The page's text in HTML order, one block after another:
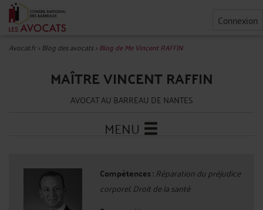
Connexion
Avocat.fr>Blog des avocats>Blog de Me Vincent RAFFIN
MAÎTRE VINCENT RAFFIN
AVOCAT AU BARREAU DE NANTES
MENU
Compétences : Réparation du préjudice
corporel, Droit de la santé